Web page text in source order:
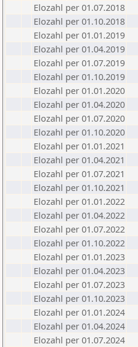
Elozahl per 01.07.2018
Elozahl per 01.10.2018
Elozahl per 01.01.2019
Elozahl per 01.04.2019
Elozahl per 01.07.2019
Elozahl per 01.10.2019
Elozahl per 01.01.2020
Elozahl per 01.04.2020
Elozahl per 01.07.2020
Elozahl per 01.10.2020
Elozahl per 01.01.2021
Elozahl per 01.04.2021
Elozahl per 01.07.2021
Elozahl per 01.10.2021
Elozahl per 01.01.2022
Elozahl per 01.04.2022
Elozahl per 01.07.2022
Elozahl per 01.10.2022
Elozahl per 01.01.2023
Elozahl per 01.04.2023
Elozahl per 01.07.2023
Elozahl per 01.10.2023
Elozahl per 01.01.2024
Elozahl per 01.04.2024
Elozahl per 01.07.2024